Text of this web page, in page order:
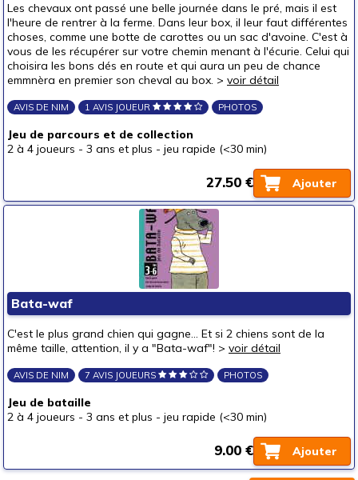
Les chevaux ont passé une belle journée dans le pré, mais il est
l'heure de rentrer à la ferme. Dans leur box, il leur faut différentes
choses, comme une botte de carottes ou un sac d'avoine. C'est à
vous de les récupérer sur votre chemin menant à l'écurie. Celui qui
choisira les bons dés en route et qui aura un peu de chance
emmnèra en premier son cheval au box. > voir détail
AVIS DE NIM 1 AVIS JOUEUR PHOTOS
Jeu de parcours et de collection
2 à 4 joueurs - 3 ans et plus - jeu rapide (<30 min)
Ajouter
27.50 €
Bata-waf
C'est le plus grand chien qui gagne... Et si 2 chiens sont de la
même taille, attention, il y a "Bata-waf"! > voir détail
AVIS DE NIM 7 AVIS JOUEURS PHOTOS
Jeu de bataille
2 à 4 joueurs - 3 ans et plus - jeu rapide (<30 min)
Ajouter
9.00 €